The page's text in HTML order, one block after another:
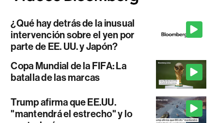
¿Qué hay detrás de la inusual
intervención sobre el yen por
parte de EE. UU. y Japón?
Copa Mundial de la FIFA: La
batalla de las marcas
Trump afirma que EE.UU.
"mantendrá el estrecho" y lo